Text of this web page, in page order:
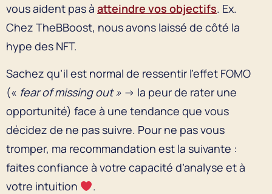
vous aident pas à atteindre vos objectifs. Ex.
Chez TheBBoost, nous avons laissé de côté la
hype des NFT.
Sachez qu’il est normal de ressentir l’effet FOMO
(« fear of missing out » → la peur de rater une
opportunité) face à une tendance que vous
décidez de ne pas suivre. Pour ne pas vous
tromper, ma recommandation est la suivante :
faites confiance à votre capacité d’analyse et à
votre intuition
.